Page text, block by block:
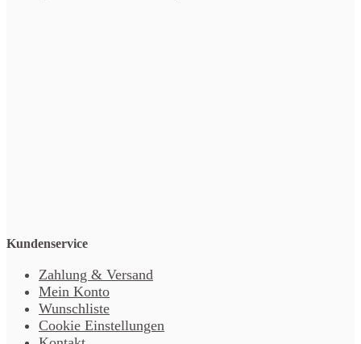
Kundenservice
Zahlung & Versand
Mein Konto
Wunschliste
Cookie Einstellungen